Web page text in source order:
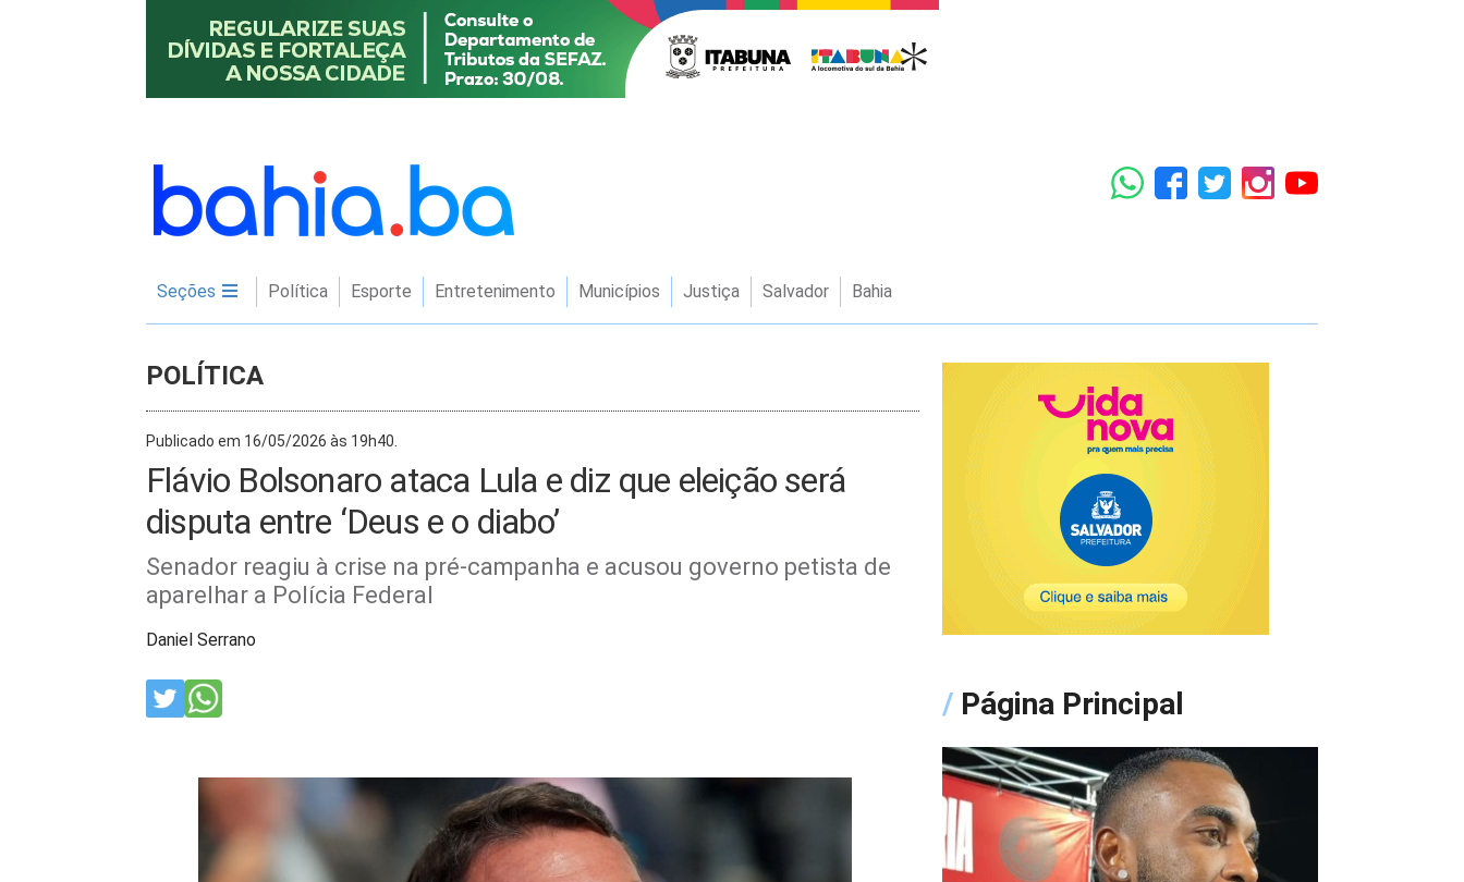
Seções Política Esporte Entretenimento Municípios Justiça Salvador Bahia
POLÍTICA
Publicado em 16/05/2026 às 19h40.
Flávio Bolsonaro ataca Lula e diz que eleição será
disputa entre ‘Deus e o diabo’
Senador reagiu à crise na pré-campanha e acusou governo petista de
aparelhar a Polícia Federal
Daniel Serrano
/ Página Principal